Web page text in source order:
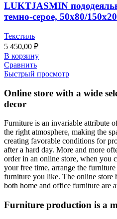
LUKTJASMIN
темно-серое, 50х80/
Текстиль
5 450,00 ₽
В корзину
Сравнить
Быстрый просмотр
Online store with a wide
decor
Furniture is an invariable attribute
the right atmosphere, making the
creating favorable conditions for
after a hard day. More and more
order in an online store, when you
your free time, arrange the
furniture you like. The online store
both home and office furniture are
Furniture production is a